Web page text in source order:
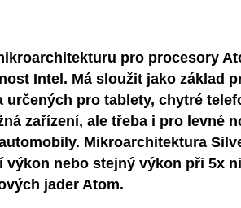
pro procesory
Intel. Má sloužit jako základ
určených pro tablety, chytré
zařízení, ale třeba i pro levné
Mikroarchitektura
výkon nebo stejný výkon při 5x
jader Atom.